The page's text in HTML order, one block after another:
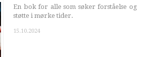
En bok for alle som søker forståelse og
støtte i mørke tider.
15.10.2024